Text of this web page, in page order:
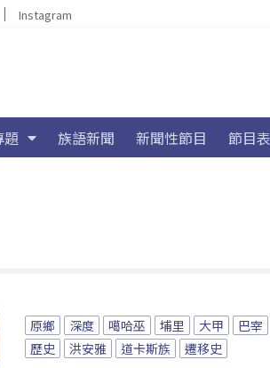
Instagram
題 族語新聞 新聞性節目 節目表
原鄉 深度 噶哈巫 埔里 大甲 巴宰
歷史
洪安雅 道卡斯族 遷移史